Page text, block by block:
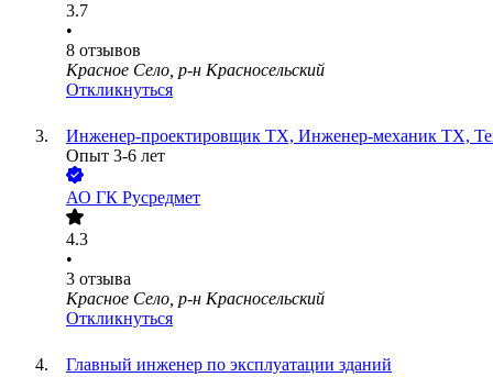
3.7
•
8 отзывов
Красное Село, р-н Красносельский
Откликнуться
Инженер-проектировщик ТХ, Инженер-механик ТХ,
Опыт 3-6 лет
АО ГК Русредмет
4.3
•
3 отзыва
Красное Село, р-н Красносельский
Откликнуться
Главный инженер по эксплуатации зданий